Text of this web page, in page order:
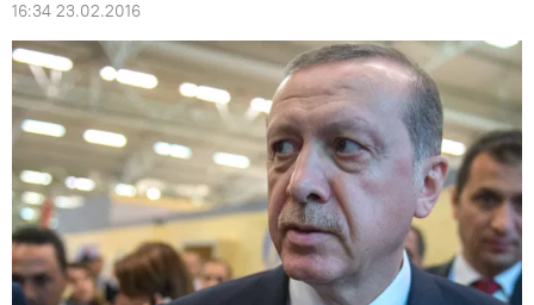
16:34 23.02.2016